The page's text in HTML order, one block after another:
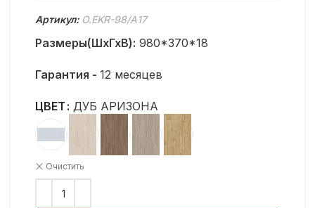
Артикул: O.EKR-98/А17
Размеры(ШхГхВ): 980*370*18
Гарантия - 12 месяцев
ЦВЕТ ДУБ АРИЗОНА
Очистить